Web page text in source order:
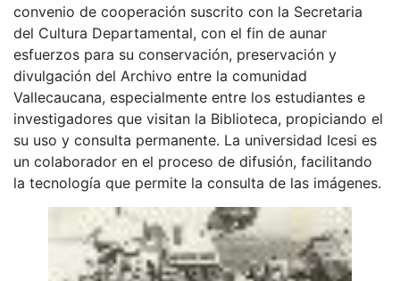
convenio de cooperación suscrito con la Secretaria
del Cultura Departamental, con el fin de aunar
esfuerzos para su conservación, preservación y
divulgación del Archivo entre la comunidad
Vallecaucana, especialmente entre los estudiantes e
investigadores que visitan la Biblioteca, propiciando el
su uso y consulta permanente. La universidad Icesi es
un colaborador en el proceso de difusión, facilitando
la tecnología que permite la consulta de las imágenes.